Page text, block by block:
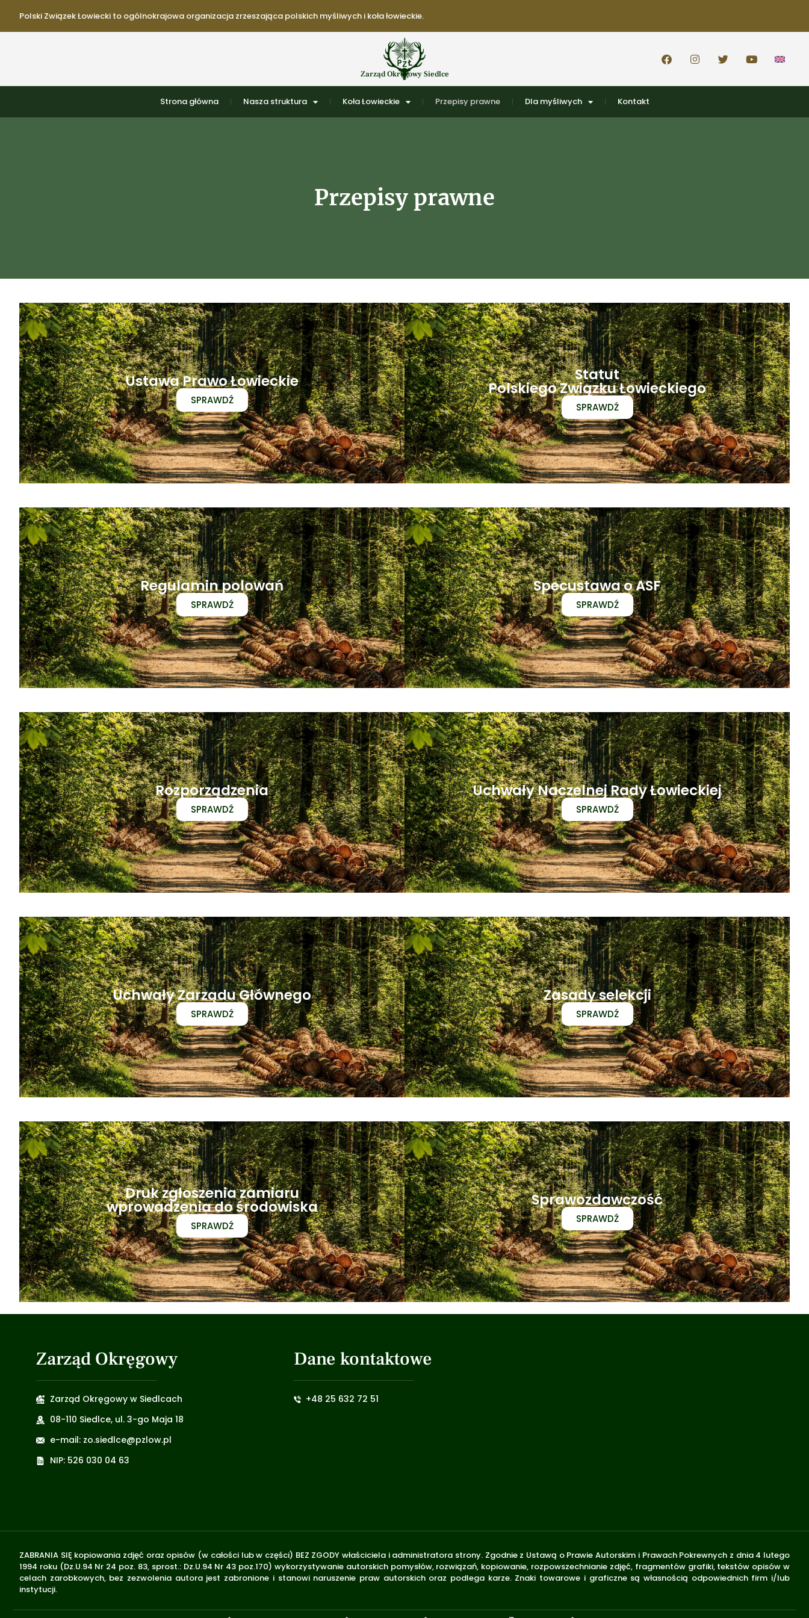
Polski Związek Łowiecki to ogólnokrajowa organizacja zrzeszająca polskich myśliwych i koła łowieckie.
Zarząd Okręgowy Siedlce
Strona główna Nasza struktura Koła Łowieckie Przepisy prawne Dla myśliwych Kontakt
Przepisy prawne
Ustawa Prawo Łowieckie
SPRAWDŹ
Statut
Polskiego Związku Łowieckiego
SPRAWDŹ
Regulamin polowań
SPRAWDŹ
Specustawa o ASF
SPRAWDŹ
Rozporządzenia
SPRAWDŹ
Uchwały Naczelnej Rady Łowieckiej
SPRAWDŹ
Uchwały Zarządu Głównego
SPRAWDŹ
Zasady selekcji
SPRAWDŹ
Druk zgłoszenia zamiaru
wprowadzenia do środowiska
SPRAWDŹ
Sprawozdawczość
SPRAWDŹ
Zarząd Okręgowy
Zarząd Okręgowy w Siedlcach
08-110 Siedlce, ul. 3-go Maja 18
e-mail: zo.siedlce@pzlow.pl
NIP: 526 030 04 63
Dane kontaktowe
+48 25 632 72 51
ZABRANIA SIĘ kopiowania zdjęć oraz opisów (w całości lub w części) BEZ ZGODY właściciela i administratora strony. Zgodnie z Ustawą o Prawie Autorskim i Prawach Pokrewnych z dnia 4 lutego
1994 roku (Dz.U.94 Nr 24 poz. 83, sprost.: Dz.U.94 Nr 43 poz.170) wykorzystywanie autorskich pomysłów, rozwiązań, kopiowanie, rozpowszechnianie zdjęć, fragmentów grafiki, tekstów opisów w
celach zarobkowych, bez zezwolenia autora jest zabronione i stanowi naruszenie praw autorskich oraz podlega karze. Znaki towarowe i graficzne są własnością odpowiednich firm i/lub
instytucji.